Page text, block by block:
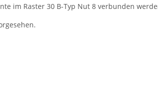
im Raster 30 B-Typ Nut 8 verbunden